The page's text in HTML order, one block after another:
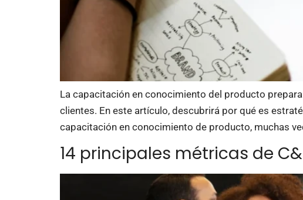
La capacitación en conocimiento del producto
clientes. En este artículo, descubrirá por qué es
capacitación en conocimiento de producto, muchas
14 principales métricas de